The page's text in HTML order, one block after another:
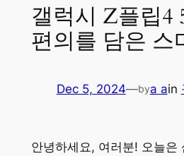
갤럭시 Z플립4
편의를 담은 스
Dec 5, 2024—bya ain
안녕하세요, 여러분! 오늘은